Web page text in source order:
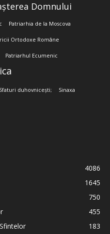
Domnului
Patriarhia de la Moscova
Ortodoxe Române
Patriarhul Ecumenic
Sfaturi duhovnicești; Sinaxa
4086
1645
750
455
183